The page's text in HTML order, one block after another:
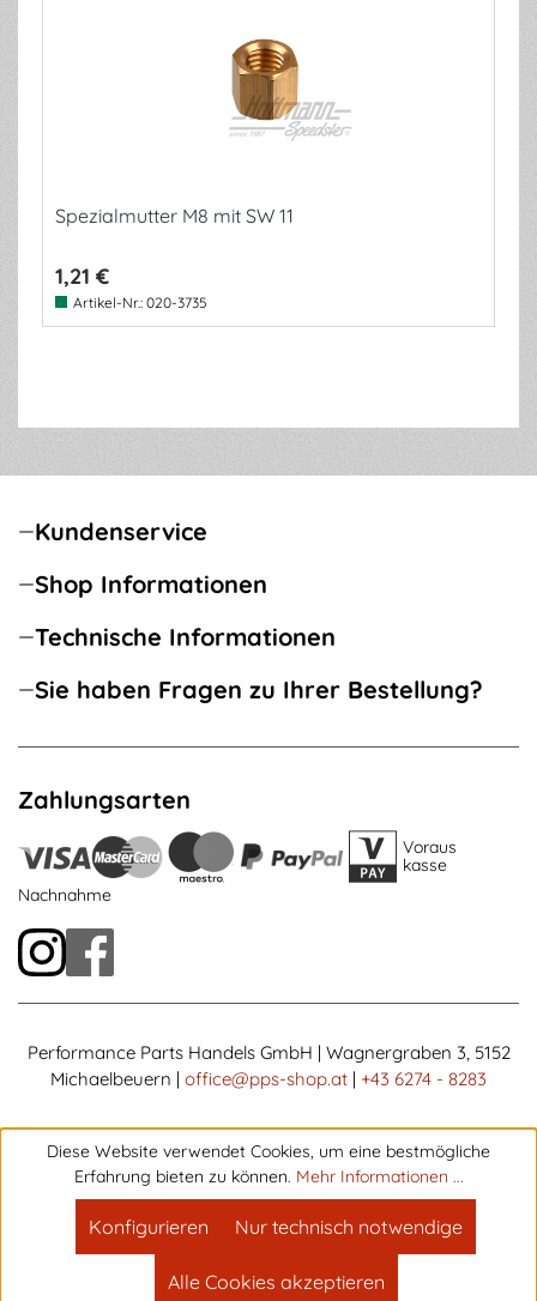
Spezialmutter M8 mit SW 11
1,21 €
Artikel-Nr.: 020-3735
Kundenservice
Shop Informationen
Technische Informationen
Sie haben Fragen zu Ihrer Bestellung?
Zahlungsarten
Voraus
kasse
Nachnahme
Performance Parts Handels GmbH | Wagnergraben 3, 5152
Michaelbeuern | office@pps-shop.at | +43 6274 - 8283
Diese Website verwendet Cookies, um eine bestmögliche
Erfahrung bieten zu können. Mehr Informationen ...
Nur technisch notwendige
Konfigurieren
Alle Cookies akzeptieren